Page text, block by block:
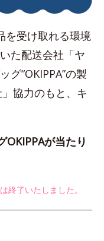
を受け取れる環境
た配送会社「ヤ
グ“OKIPPA”の製
協力のもと、キ
OKIPPAが当たり
終了いたしました。